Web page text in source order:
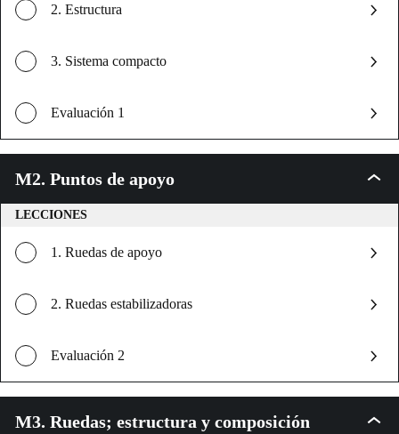
2. Estructura
3. Sistema compacto
Evaluación 1
M2. Puntos de apoyo
M2.
LECCIONES
1. Ruedas de apoyo
2. Ruedas estabilizadoras
Evaluación 2
M3. Ruedas; estructura y composición
M3.